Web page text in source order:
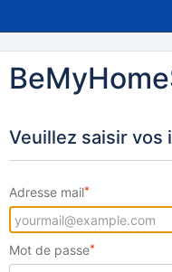
Veuillez saisir vos
Adresse mail
Mot de passe